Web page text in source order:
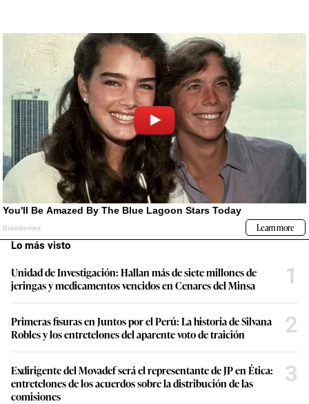
Lo más visto
Unidad de Investigación: Hallan más de siete millones de
jeringas y medicamentos vencidos en Cenares del Minsa
1
Primeras fisuras en Juntos por el Perú: La historia de Silvana
Robles y los entretelones del aparente voto de traición
2
Exdirigente del Movadef será el representante de JP en Ética:
entretelones de los acuerdos sobre la distribución de las
comisiones
3